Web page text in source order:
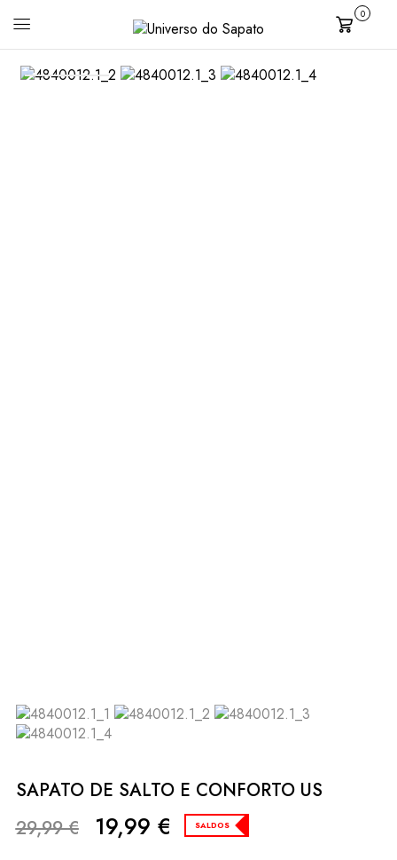
Carrinho
0
SAPATO DE SALTO E CONFORTO US
29,99€ 19,99 € SALDOS